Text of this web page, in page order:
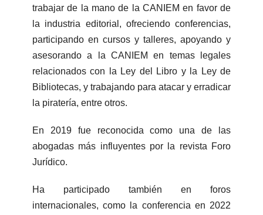
trabajar de la mano de la CANIEM en favor de
la industria editorial, ofreciendo conferencias,
participando en cursos y talleres, apoyando y
asesorando a la CANIEM en temas legales
relacionados con la Ley del Libro y la Ley de
Bibliotecas, y trabajando para atacar y erradicar
la piratería, entre otros.
En 2019 fue reconocida como una de las
abogadas más influyentes por la revista Foro
Jurídico.
Ha participado también en foros
internacionales, como la conferencia en 2022